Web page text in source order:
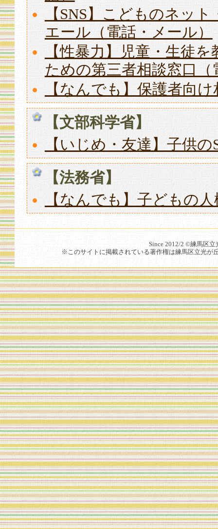
【SNS】こどものネッ
エール（電話・メール）
【性暴力】児童・生徒
ための第三者相談窓口
【なんでも】保護者向
【文部科学省】
【いじめ・友達】子供
【法務省】
【なんでも】子どもの
Since 2012/2 ©練馬区立
※このサイトに掲載されている著作権は練馬区立光が